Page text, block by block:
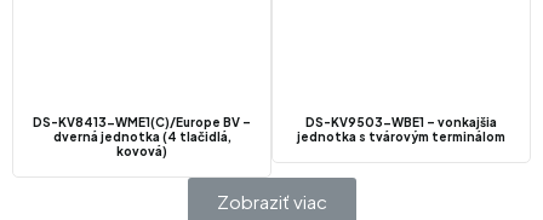
DS-KV8413-WME1(C)/Europe BV –
dverná jednotka (4 tlačidlá,
kovová)
DS-KV9503-WBE1 – vonkajšia
jednotka s tvárovým terminálom
Zobraziť viac